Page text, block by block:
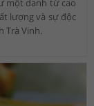
một danh từ cao
lượng và sự độc
Trà Vinh.